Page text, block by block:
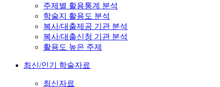
주제별 활용통계 분석
학술지 활용도 분석
복사/대출제공 기관 분석
복사/대출신청 기관 분석
활용도 높은 주제
최신/인기 학술자료
최신자료